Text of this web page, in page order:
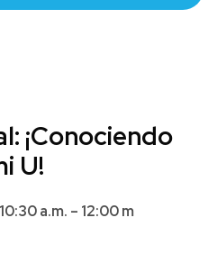
¡Conociendo
U!
a.m. – 12:00 m